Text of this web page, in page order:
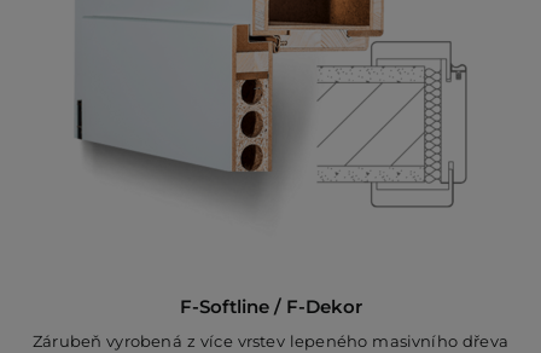
F-Softline / F-Dekor
Zárubeň vyrobená z více vrstev lepeného masivního dřeva